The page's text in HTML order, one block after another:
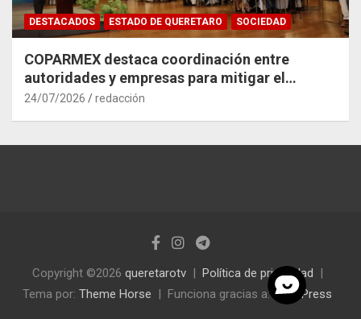
DESTACADOS ESTADO DE QUERETARO SOCIEDAD
COPARMEX destaca coordinación entre
autoridades y empresas para mitigar el
impacto del Tren México–Querétaro
24/07/2026 redacción
Copyright ©2026 queretarotv
Política de privacidad
Tema por: Theme Horse Funciona gracias a:WordPress